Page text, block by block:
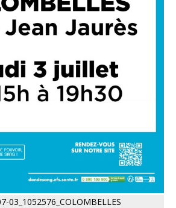
03_1052576_COLOMBELLES